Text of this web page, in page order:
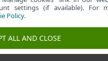
settings (if available). For
Policy.
ALL AND CLOSE